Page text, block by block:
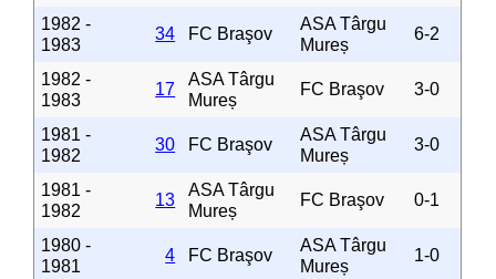
1982 -
1983
34 FC Braşov
ASA Târgu
Mureș
6-2
1982 -
1983
17
ASA Târgu
Mureș
FC Braşov 3-0
1981 -
1982
30 FC Braşov
ASA Târgu
Mureș
3-0
1981 -
1982
13
ASA Târgu
Mureș
FC Braşov 0-1
1980 -
1981
4 FC Braşov
ASA Târgu
Mureș
1-0